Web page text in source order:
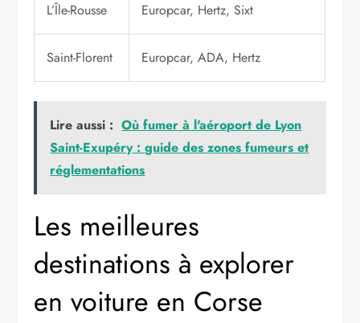
L’Île-Rousse Europcar, Hertz, Sixt
Saint-Florent Europcar, ADA, Hertz
Lire aussi : Où fumer à l'aéroport de Lyon
Saint-Exupéry : guide des zones fumeurs et
réglementations
Les meilleures
destinations à explorer
en voiture en Corse